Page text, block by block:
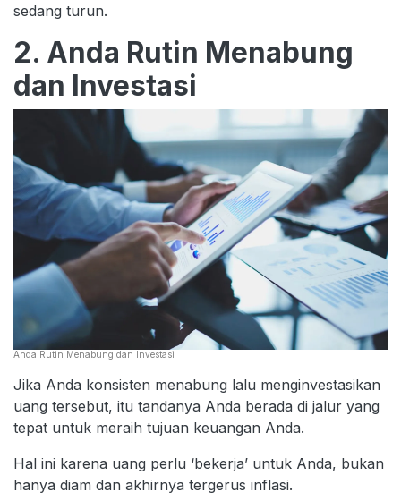
sedang turun.
2. Anda Rutin Menabung
dan Investasi
Anda Rutin Menabung dan Investasi
Jika Anda konsisten menabung lalu menginvestasikan
uang tersebut, itu tandanya Anda berada di jalur yang
tepat untuk meraih tujuan keuangan Anda.
Hal ini karena uang perlu ‘bekerja’ untuk Anda, bukan
hanya diam dan akhirnya tergerus inflasi.